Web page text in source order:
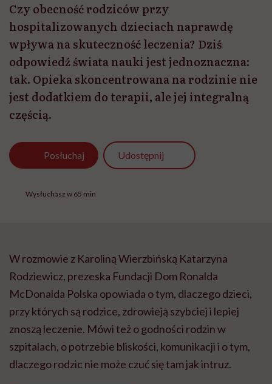
Czy obecność rodziców przy
hospitalizowanych dzieciach naprawdę
wpływa na skuteczność leczenia? Dziś
odpowiedź świata nauki jest jednoznaczna:
tak. Opieka skoncentrowana na rodzinie nie
jest dodatkiem do terapii, ale jej integralną
częścią.
Posłuchaj Udostępnij
Wysłuchasz w 65 min
W rozmowie z Karoliną Wierzbińską Katarzyna
Rodziewicz, prezeska Fundacji Dom Ronalda
McDonalda Polska opowiada o tym, dlaczego dzieci,
przy których są rodzice, zdrowieją szybciej i lepiej
znoszą leczenie. Mówi też o godności rodzin w
szpitalach, o potrzebie bliskości, komunikacji i o tym,
dlaczego rodzic nie może czuć się tam jak intruz.